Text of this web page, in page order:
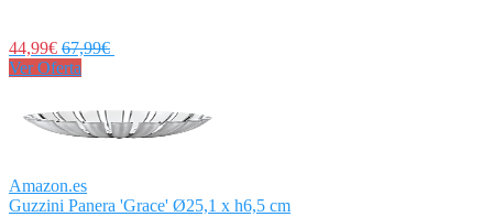
44,99€ 67,99€
Ver Oferta
Amazon.es
Guzzini Panera 'Grace' Ø25,1 x h6,5 cm